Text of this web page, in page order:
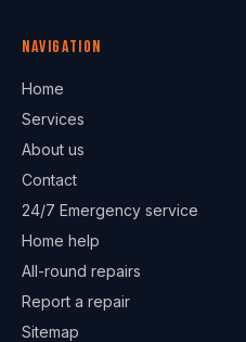
Navigation
Home
Services
About us
Contact
24/7 Emergency service
Home help
All-round repairs
Report a repair
Sitemap